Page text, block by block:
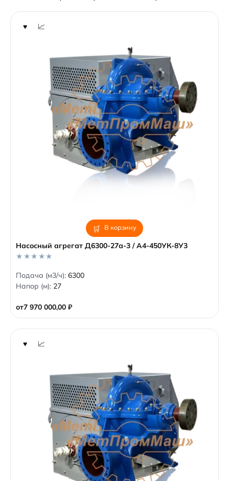
В корзину
Насосный агрегат Д6300-27а-3 / А4-450УК-8У3
от7 970 000,00 ₽
0
o
u
f
5
Подача (м3/ч): 6300
Напор (м): 27